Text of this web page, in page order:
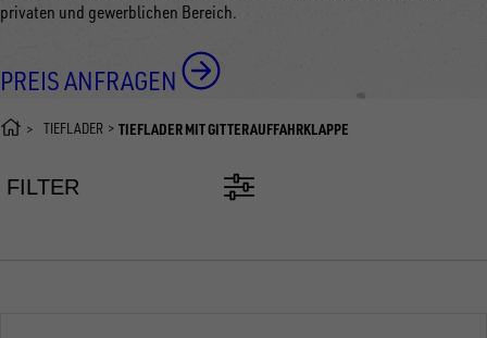
privaten und gewerblichen Bereich.
PREIS ANFRAGEN
TIEFLADER TIEFLADER MIT GITTERAUFFAHRKLAPPE
FILTER